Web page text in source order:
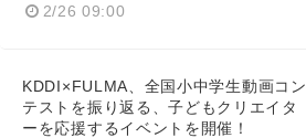
2/26 09:00
KDDI×FULMA、全国小中学生動画コン
テストを振り返る、子どもクリエイタ
ーを応援するイベントを開催！